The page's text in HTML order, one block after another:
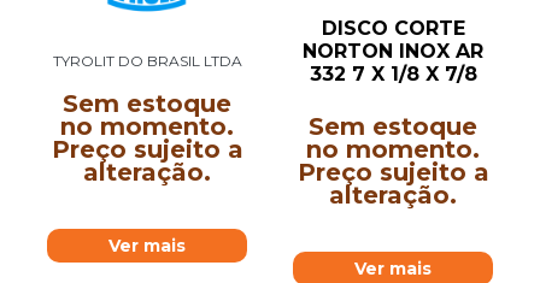
TYROLIT DO BRASIL LTDA
Sem estoque
no momento.
Preço sujeito a
alteração.
Ver mais
DISCO CORTE
NORTON INOX AR
332 7 X 1/8 X 7/8
Sem estoque
no momento.
Preço sujeito a
alteração.
Ver mais